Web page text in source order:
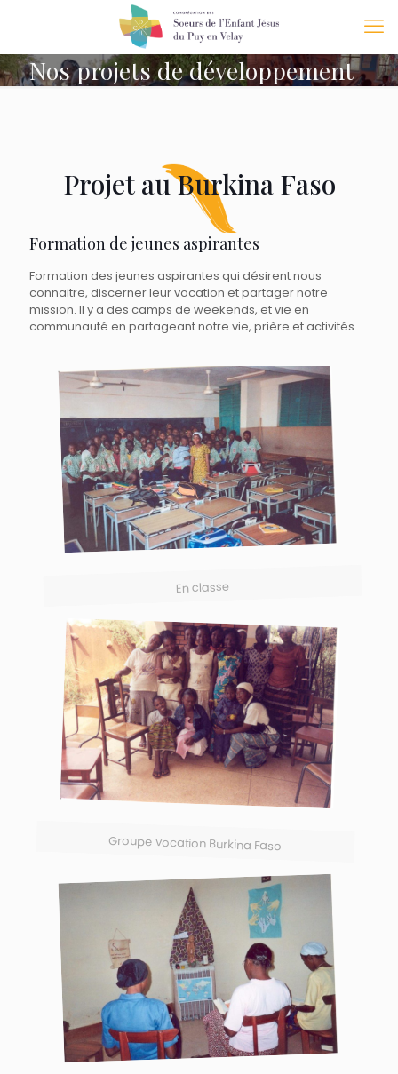
Nos projets de développement
Projet au Burkina Faso
Formation de jeunes aspirantes
Formation des jeunes aspirantes qui désirent nous
connaitre, discerner leur vocation et partager notre
mission. Il y a des camps de weekends, et vie en
communauté en partageant notre vie, prière et activités.
En classe
Groupe vocation Burkina Faso